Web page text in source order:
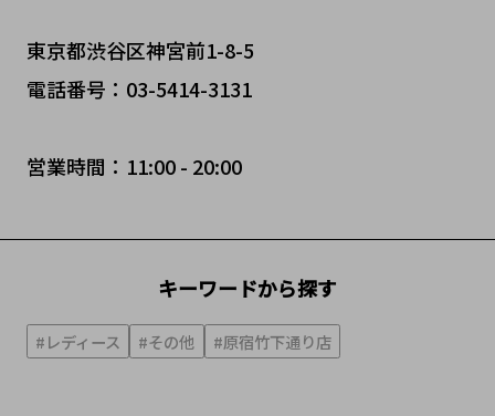
東京都渋谷区神宮前1-8-5
電話番号：03-5414-3131
営業時間：11:00 - 20:00
キーワードから探す
#レディース #その他 #原宿竹下通り店